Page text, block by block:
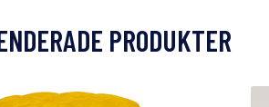
PRODUKTER